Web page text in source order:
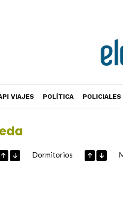
VIAJES POLÍTICA POLICIALES
Dormitorios